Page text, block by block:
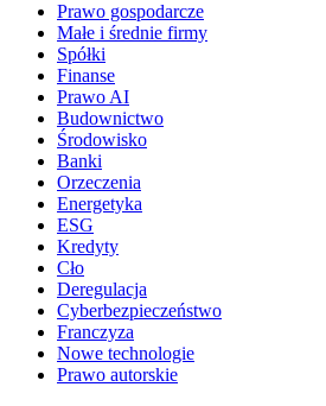
Prawo gospodarcze
Małe i średnie firmy
Spółki
Finanse
Prawo AI
Budownictwo
Środowisko
Banki
Orzeczenia
Energetyka
ESG
Kredyty
Cło
Deregulacja
Cyberbezpieczeństwo
Franczyza
Nowe technologie
Prawo autorskie